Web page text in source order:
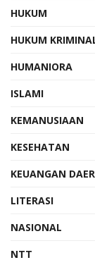
HUKUM
HUKUM
HUMANIORA
ISLAMI
KEMANUSIAAN
KESEHATAN
KEUANGAN
LITERASI
NASIONAL
NTT